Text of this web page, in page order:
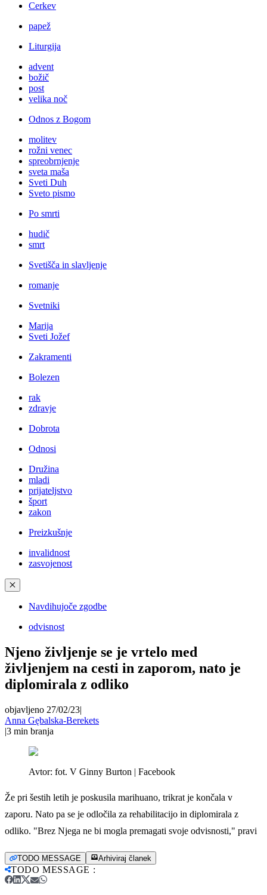
Cerkev
papež
Liturgija
advent
božič
post
velika noč
Odnos z Bogom
molitev
rožni venec
spreobrnjenje
sveta maša
Sveti Duh
Sveto pismo
Po smrti
hudič
smrt
Svetišča in slavljenje
romanje
Svetniki
Marija
Sveti Jožef
Zakramenti
Bolezen
rak
zdravje
Dobrota
Odnosi
Družina
mladi
prijateljstvo
šport
zakon
Preizkušnje
invalidnost
zasvojenost
✕
Navdihujoče zgodbe
odvisnost
Njeno življenje se je vrtelo med
življenjem na cesti in zaporom, nato je
diplomirala z odliko
objavljeno 27/02/23|
Anna Gębalska-Berekets
|3 min branja
Avtor: fot. V Ginny Burton | Facebook
Že pri šestih letih je poskusila marihuano, trikrat je končala v
zaporu. Nato pa se je odločila za rehabilitacijo in diplomirala z
odliko. "Brez Njega ne bi mogla premagati svoje odvisnosti," pravi
TODO MESSAGE Arhiviraj članek
TODO MESSAGE :